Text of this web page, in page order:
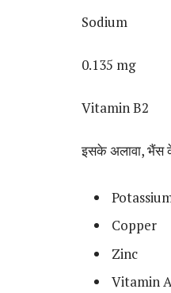
Sodium
0.135 mg
Vitamin B2
इसके अलावा, भैंस
Copper
Zinc
Vitamin